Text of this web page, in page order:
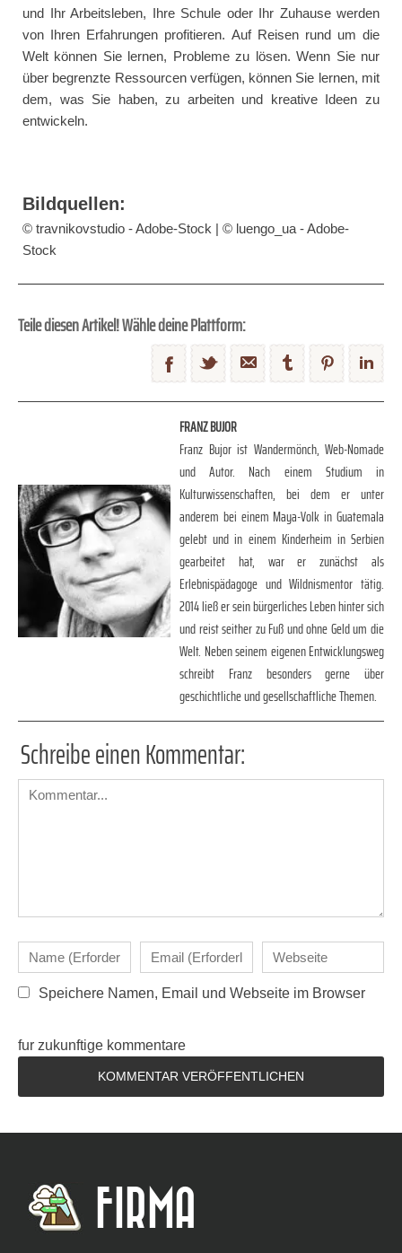
und Ihr Arbeitsleben, Ihre Schule oder Ihr Zuhause werden
von Ihren Erfahrungen profitieren. Auf Reisen rund um die
Welt können Sie lernen, Probleme zu lösen. Wenn Sie nur
über begrenzte Ressourcen verfügen, können Sie lernen, mit
dem, was Sie haben, zu arbeiten und kreative Ideen zu
entwickeln.
Bildquellen:
© travnikovstudio - Adobe-Stock | © luengo_ua - Adobe-
Stock
Teile diesen Artikel! Wähle deine Plattform:
FRANZ BUJOR
Franz Bujor ist Wandermönch, Web-Nomade
und Autor. Nach einem Studium in
Kulturwissenschaften, bei dem er unter
anderem bei einem Maya-Volk in Guatemala
gelebt und in einem Kinderheim in Serbien
gearbeitet hat, war er zunächst als
Erlebnispädagoge und Wildnismentor tätig.
2014 ließ er sein bürgerliches Leben hinter sich
und reist seither zu Fuß und ohne Geld um die
Welt. Neben seinem eigenen Entwicklungsweg
schreibt Franz besonders gerne über
geschichtliche und gesellschaftliche Themen.
Schreibe einen Kommentar:
Speichere Namen, Email und Webseite im Browser
fur zukunftige kommentare
FIRMA